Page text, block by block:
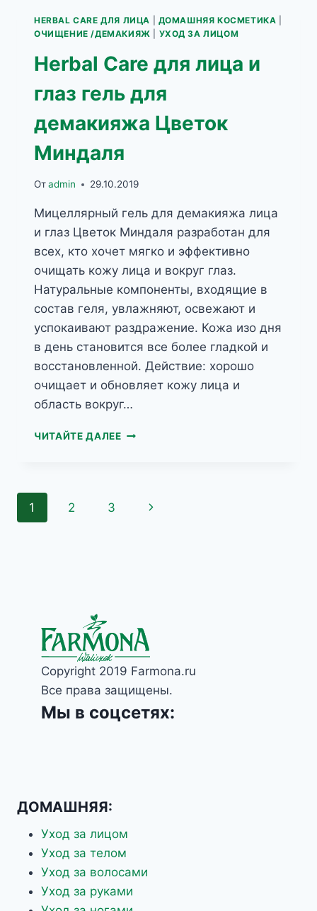
СИНИМИ
ВОДОРОСЛЯМИ
HERBAL CARE ДЛЯ ЛИЦА ДОМАШНЯЯ КОСМЕТИКА
ОЧИЩЕНИЕ /ДЕМАКИЯЖ
УХОД ЗА ЛИЦОМ
Herbal Care для лица и
глаз гель для
демакияжа Цветок
Миндаля
Отadmin 29.10.2019
Мицеллярный гель для демакияжа лица
и глаз Цветок Миндаля разработан для
всех, кто хочет мягко и эффективно
очищать кожу лица и вокруг глаз.
Натуральные компоненты, входящие в
состав геля, увлажняют, освежают и
успокаивают раздражение. Кожа изо дня
в день становится все более гладкой и
восстановленной. Действие: хорошо
очищает и обновляет кожу лица и
область вокруг…
ЧИТАЙТЕ ДАЛЕЕHERBAL
ГЛАЗ
Навигация
1 2 3
Следующая
Copyright 2019 Farmona.ru
Все права защищены.
Мы в соцсетях:
ДОМАШНЯЯ:
Уход за лицом
Уход за телом
Уход за волосами
Уход за руками